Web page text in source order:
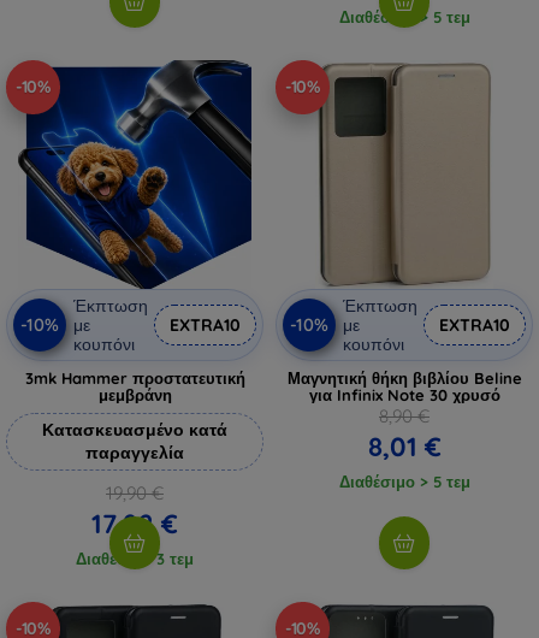
Διαθέσιμο > 5 τεμ
-10%
-10%
Έκπτωση
με
κουπόνι
EXTRA10
3mk Hammer προστατευτική
μεμβράνη
Κατασκευασμένο κατά
παραγγελία
19,90 €
17,92 €
Διαθέσιμο 3 τεμ
-10%
-10%
Έκπτωση
με
κουπόνι
EXTRA10
Μαγνητική θήκη βιβλίου Beline
για Infinix Note 30 χρυσό
8,90 €
8,01 €
Διαθέσιμο > 5 τεμ
-10% -10%